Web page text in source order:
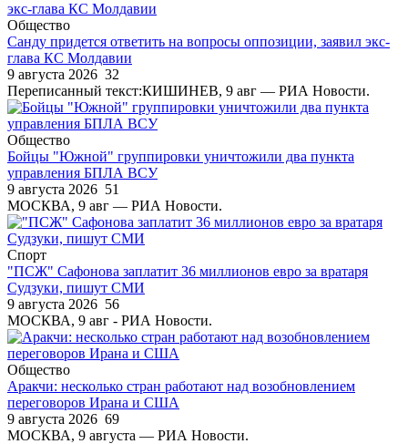
Общество
Санду придется ответить на вопросы оппозиции, заявил экс-
глава КС Молдавии
9 августа 2026 32
Переписанный текст:КИШИНЕВ, 9 авг — РИА Новости.
Общество
Бойцы "Южной" группировки уничтожили два пункта
управления БПЛА ВСУ
9 августа 2026 51
МОСКВА, 9 авг — РИА Новости.
Спорт
"ПСЖ" Сафонова заплатит 36 миллионов евро за вратаря
Судзуки, пишут СМИ
9 августа 2026 56
МОСКВА, 9 авг - РИА Новости.
Общество
Аракчи: несколько стран работают над возобновлением
переговоров Ирана и США
9 августа 2026 69
МОСКВА, 9 августа — РИА Новости.